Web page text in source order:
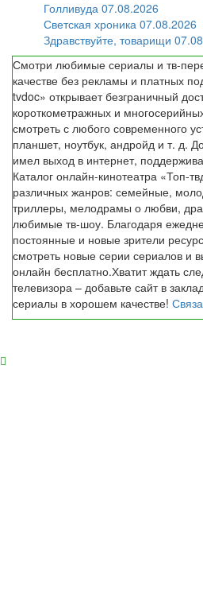
Голливуда 07.08.2026
Светская хроника 07.08.2026
Здравствуйте, товарищи
Смотри любимые сериалы и тв-
качестве без рекламы и платных
tvdoc» открывает безграничный
короткометражных и
смотреть с любого современного
планшет, ноутбук, андройд и т. д.
имел выход в интернет,
Каталог онлайн-кинотеатра «Топ-
различных жанров: семейные,
триллеры, мелодрамы о любви,
любимые тв-шоу. Благодаря
постоянные и новые зрители
смотреть новые серии сериалов и
онлайн бесплатно.Хватит ждать
телевизора – добавьте сайт в
сериалы в хорошем качестве!